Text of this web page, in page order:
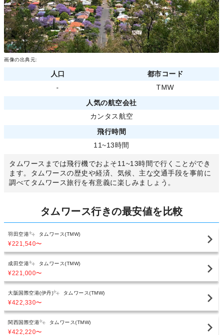
画像の出典元:
人口
都市コード
-
TMW
人気の航空会社
カンタス航空
飛行時間
11~13時間
タムワースまでは飛行機でおよそ11~13時間で行くことができ
ます。タムワースの歴史や経済、気候、主な交通手段を事前に
調べてタムワース旅行を有意義に楽しみましょう。
タムワース行きの最安値を比較
羽田空港 タムワース(TMW)
¥221,540〜
成田空港 タムワース(TMW)
¥221,000〜
大阪国際空港(伊丹) タムワース(TMW)
¥422,330〜
関西国際空港 タムワース(TMW)
¥422,220〜